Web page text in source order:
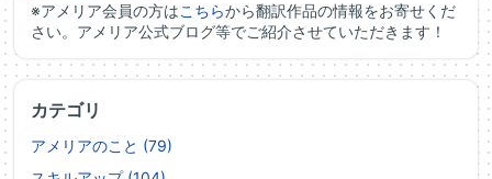
※アメリア会員の方はこちらから翻訳作品の情報をお寄せくだ
さい。アメリア公式ブログ等でご紹介させていただきます！
カテゴリ
アメリアのこと (79)